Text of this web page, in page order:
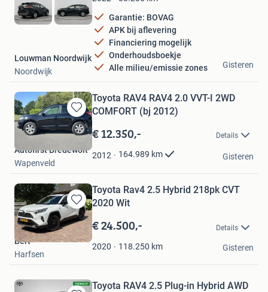
Garantie: BOVAG
APK bij aflevering
Financiering mogelijk
Onderhoudsboekje
Alle milieu/emissie zones
Louwman Noordwijk
Noordwijk
Gisteren
Bewaren
in
Favorieten
Toyota RAV4 RAV4 2.0 VVT-I 2WD
COMFORT (bj 2012)
€ 12.350,- Details
2012 164.989 km
Autofirst Bredewolt
Wapenveld
Gisteren
Bewaren
in
Mijn
Favorieten
Toyota Rav4 2.5 Hybrid 218pk CVT
2020 Wit
€ 24.500,- Details
2020 118.250 km
Bert
Harfsen
Gisteren
Toyota RAV4 2.5 Plug-in Hybrid AWD